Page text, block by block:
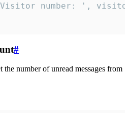
number: ',
#
number of unread messages from